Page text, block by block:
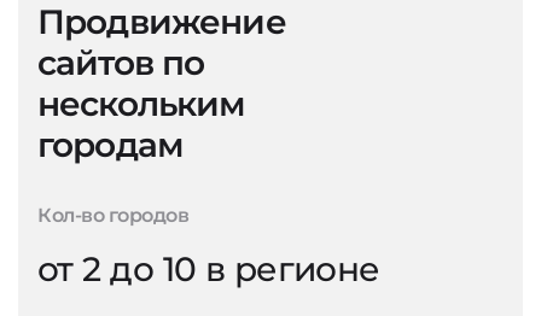
Продвижение
сайтов по
нескольким
городам
Кол-во городов
от 2 до 10 в регионе